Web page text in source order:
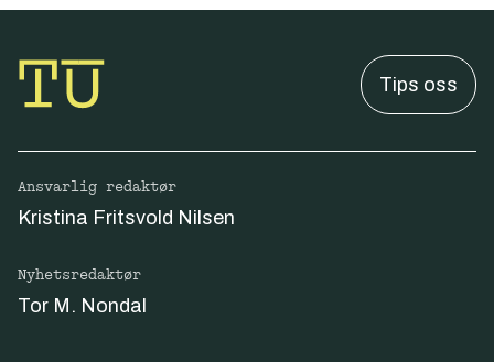
Tips oss
Ansvarlig redaktør
Kristina Fritsvold Nilsen
Nyhetsredaktør
Tor M. Nondal